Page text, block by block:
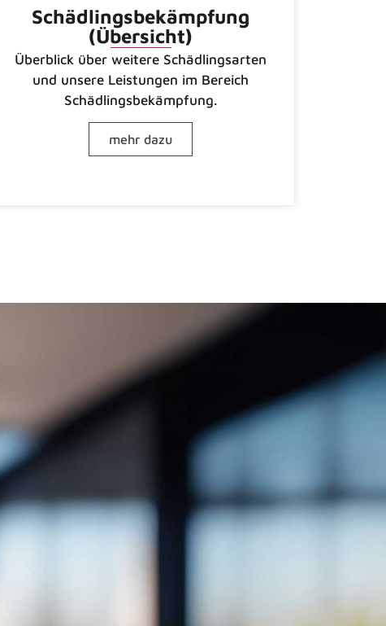
Schädlingsbekämpfung
(Übersicht)
Überblick über weitere Schädlingsarten
und unsere Leistungen im Bereich
Schädlingsbekämpfung.
mehr dazu